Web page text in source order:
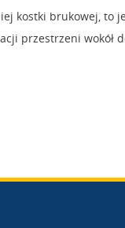
kostki brukowej, to
przestrzeni wokół